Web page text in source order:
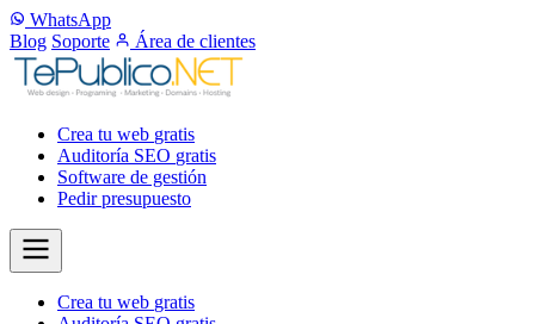
WhatsApp
Blog Soporte Área de clientes
Crea tu web gratis
Auditoría SEO gratis
Software de gestión
Pedir presupuesto
Crea tu web gratis